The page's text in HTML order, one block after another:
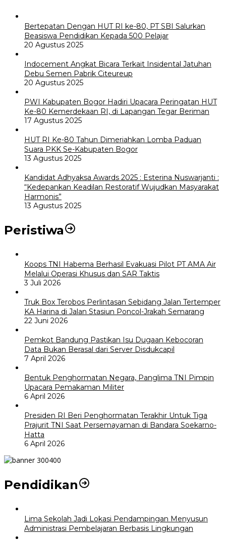
Bertepatan Dengan HUT RI ke-80, PT SBI Salurkan
Beasiswa Pendidikan Kepada 500 Pelajar
20 Agustus 2025
Indocement Angkat Bicara Terkait Insidental Jatuhan
Debu Semen Pabrik Citeureup
20 Agustus 2025
PWI Kabupaten Bogor Hadiri Upacara Peringatan HUT
Ke-80 Kemerdekaan RI, di Lapangan Tegar Beriman
17 Agustus 2025
HUT RI Ke-80 Tahun Dimeriahkan Lomba Paduan
Suara PKK Se-Kabupaten Bogor
13 Agustus 2025
Kandidat Adhyaksa Awards 2025 : Esterina Nuswarjanti :
“Kedepankan Keadilan Restoratif Wujudkan Masyarakat
Harmonis”
13 Agustus 2025
Peristiwa
Koops TNI Habema Berhasil Evakuasi Pilot PT AMA Air
Melalui Operasi Khusus dan SAR Taktis
3 Juli 2026
Truk Box Terobos Perlintasan Sebidang Jalan Tertemper
KA Harina di Jalan Stasiun Poncol-Jrakah Semarang
22 Juni 2026
Pemkot Bandung Pastikan Isu Dugaan Kebocoran
Data Bukan Berasal dari Server Disdukcapil
7 April 2026
Bentuk Penghormatan Negara, Panglima TNI Pimpin
Upacara Pemakaman Militer
6 April 2026
Presiden RI Beri Penghormatan Terakhir Untuk Tiga
Prajurit TNI Saat Persemayaman di Bandara Soekarno-
Hatta
6 April 2026
Pendidikan
Lima Sekolah Jadi Lokasi Pendampingan Menyusun
Administrasi Pembelajaran Berbasis Lingkungan